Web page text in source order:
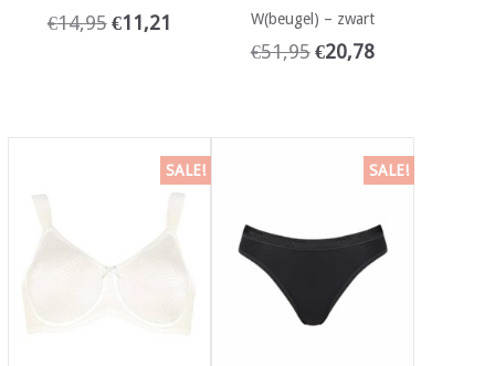
€14,95 €11,21
W(beugel) – zwart
€51,95 €20,78
SALE! SALE!